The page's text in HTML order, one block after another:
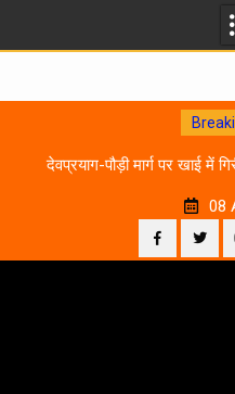
देवप्रयाग-पौड़ी मार्ग पर खाई में
08